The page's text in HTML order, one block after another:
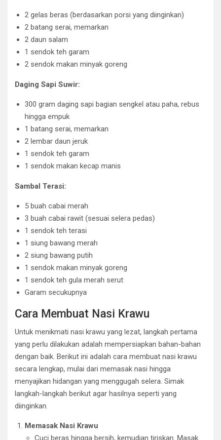
2 gelas beras (berdasarkan porsi yang diinginkan)
2 batang serai, memarkan
2 daun salam
1 sendok teh garam
2 sendok makan minyak goreng
Daging Sapi Suwir:
300 gram daging sapi bagian sengkel atau paha, rebus
hingga empuk
1 batang serai, memarkan
2 lembar daun jeruk
1 sendok teh garam
1 sendok makan kecap manis
Sambal Terasi:
5 buah cabai merah
3 buah cabai rawit (sesuai selera pedas)
1 sendok teh terasi
1 siung bawang merah
2 siung bawang putih
1 sendok makan minyak goreng
1 sendok teh gula merah serut
Garam secukupnya
Cara Membuat Nasi Krawu
Untuk menikmati nasi krawu yang lezat, langkah pertama
yang perlu dilakukan adalah mempersiapkan bahan-bahan
dengan baik. Berikut ini adalah cara membuat nasi krawu
secara lengkap, mulai dari memasak nasi hingga
menyajikan hidangan yang menggugah selera. Simak
langkah-langkah berikut agar hasilnya seperti yang
diinginkan.
Memasak Nasi Krawu
Cuci beras hingga bersih, kemudian tiriskan. Masak